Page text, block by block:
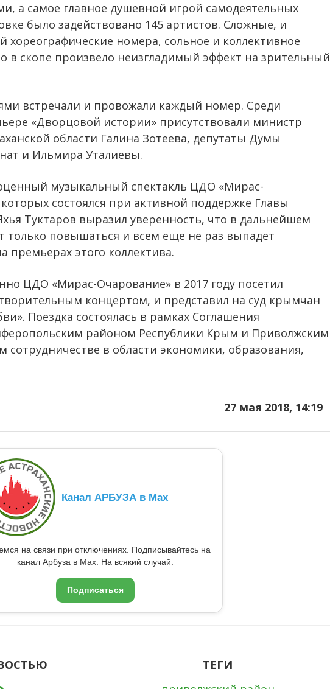
а самое главное душевной игрой самодеятельных
было задействовано 145 артистов. Сложные, и
хореографические номера, сольное и коллективное
в скопе произвело неизгладимый эффект на зрительный
встречали и провожали каждый номер. Среди
«Дворцовой истории» присутствовали министр
области Галина Зотеева, депутаты Думы
и Ильмира Уталиевы.
музыкальный спектакль ЦДО «Мирас-
состоялся при активной поддержке Главы
Туктаров выразил уверенность, что в дальнейшем
только повышаться и всем еще не раз выпадет
премьерах этого коллектива.
ЦДО «Мирас-Очарование» в 2017 году посетил
концертом, и представил на суд крымчан
Поездка состоялась в рамках Соглашения
районом Республики Крым и Приволжским
сотрудничестве в области экономики, образования,
27 мая 2018, 14:19
Канал АРБУЗА в Max
на связи при отключениях. Подписывайтесь на
канал Арбуза в Max. На всякий случай.
Подписаться
ТЕГИ